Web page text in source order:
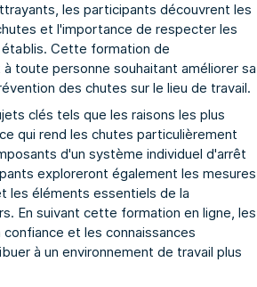
les participants découvrent les
et l'importance de respecter les
Cette formation de
toute personne souhaitant améliorer sa
des chutes sur le lieu de travail.
clés tels que les raisons les plus
qui rend les chutes particulièrement
d'un système individuel d'arrêt
exploreront également les mesures
les éléments essentiels de la
En suivant cette formation en ligne, les
et les connaissances
à un environnement de travail plus